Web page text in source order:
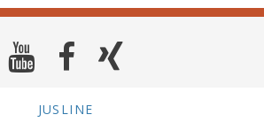
JUSLINE